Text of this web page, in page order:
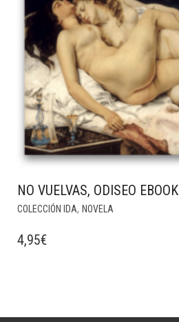
NO VUELVAS, ODISEO EBOOK
COLECCIÓN IDA, NOVELA
4,95€